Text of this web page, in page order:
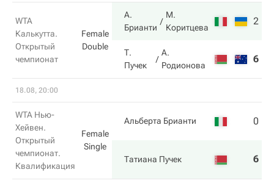
WTA
Калькутта.
Открытый
чемпионат
Female
Double
А.
Брианти
М.
Коритцева
2
Т.
Пучек
А.
Родионова
6
18.08, 20:00
WTA Нью-
Хейвен.
Открытый
чемпионат.
Квалификация
Female
Single
Альберта Брианти 0
Татиана Пучек 6